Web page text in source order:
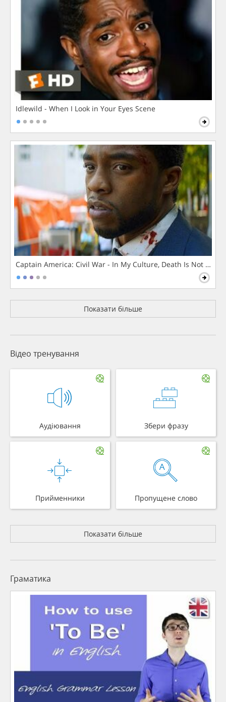
Idlewild - When I Look in Your Eyes Scene
Captain America: Civil War - In My Culture, Death Is Not The
Показати більше
Відео тренування
Аудіювання Збери фразу
Прийменники Пропущене слово
Показати більше
Граматика